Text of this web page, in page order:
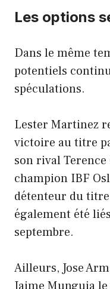
Les options
Dans le même
potentiels
spéculations.
Lester Martinez
victoire au titre
son rival
champion IBF
détenteur du
également été
septembre.
Ailleurs, Jose